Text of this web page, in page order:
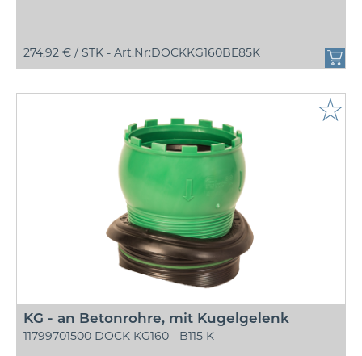
274,92 € / STK - Art.Nr:DOCKKG160BE85K
☆
KG - an Betonrohre, mit Kugelgelenk
11799701500 DOCK KG160 - B115 K